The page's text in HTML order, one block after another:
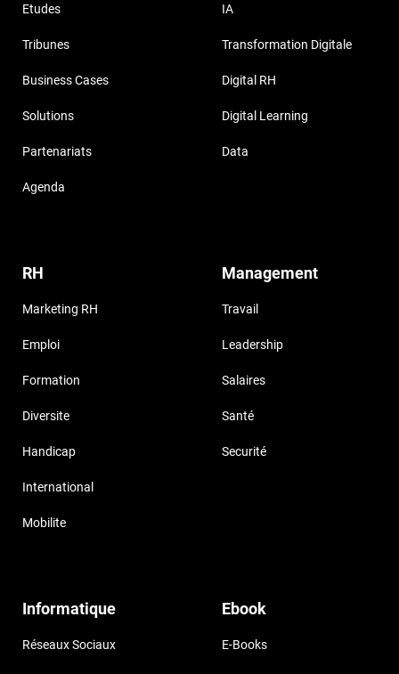
Etudes
Tribunes
Business Cases
Solutions
Partenariats
Agenda
IA
Transformation Digitale
Digital RH
Digital Learning
Data
RH
Marketing RH
Emploi
Formation
Diversite
Handicap
International
Mobilite
Management
Travail
Leadership
Salaires
Santé
Securité
Informatique
Réseaux Sociaux
Ebook
E-Books